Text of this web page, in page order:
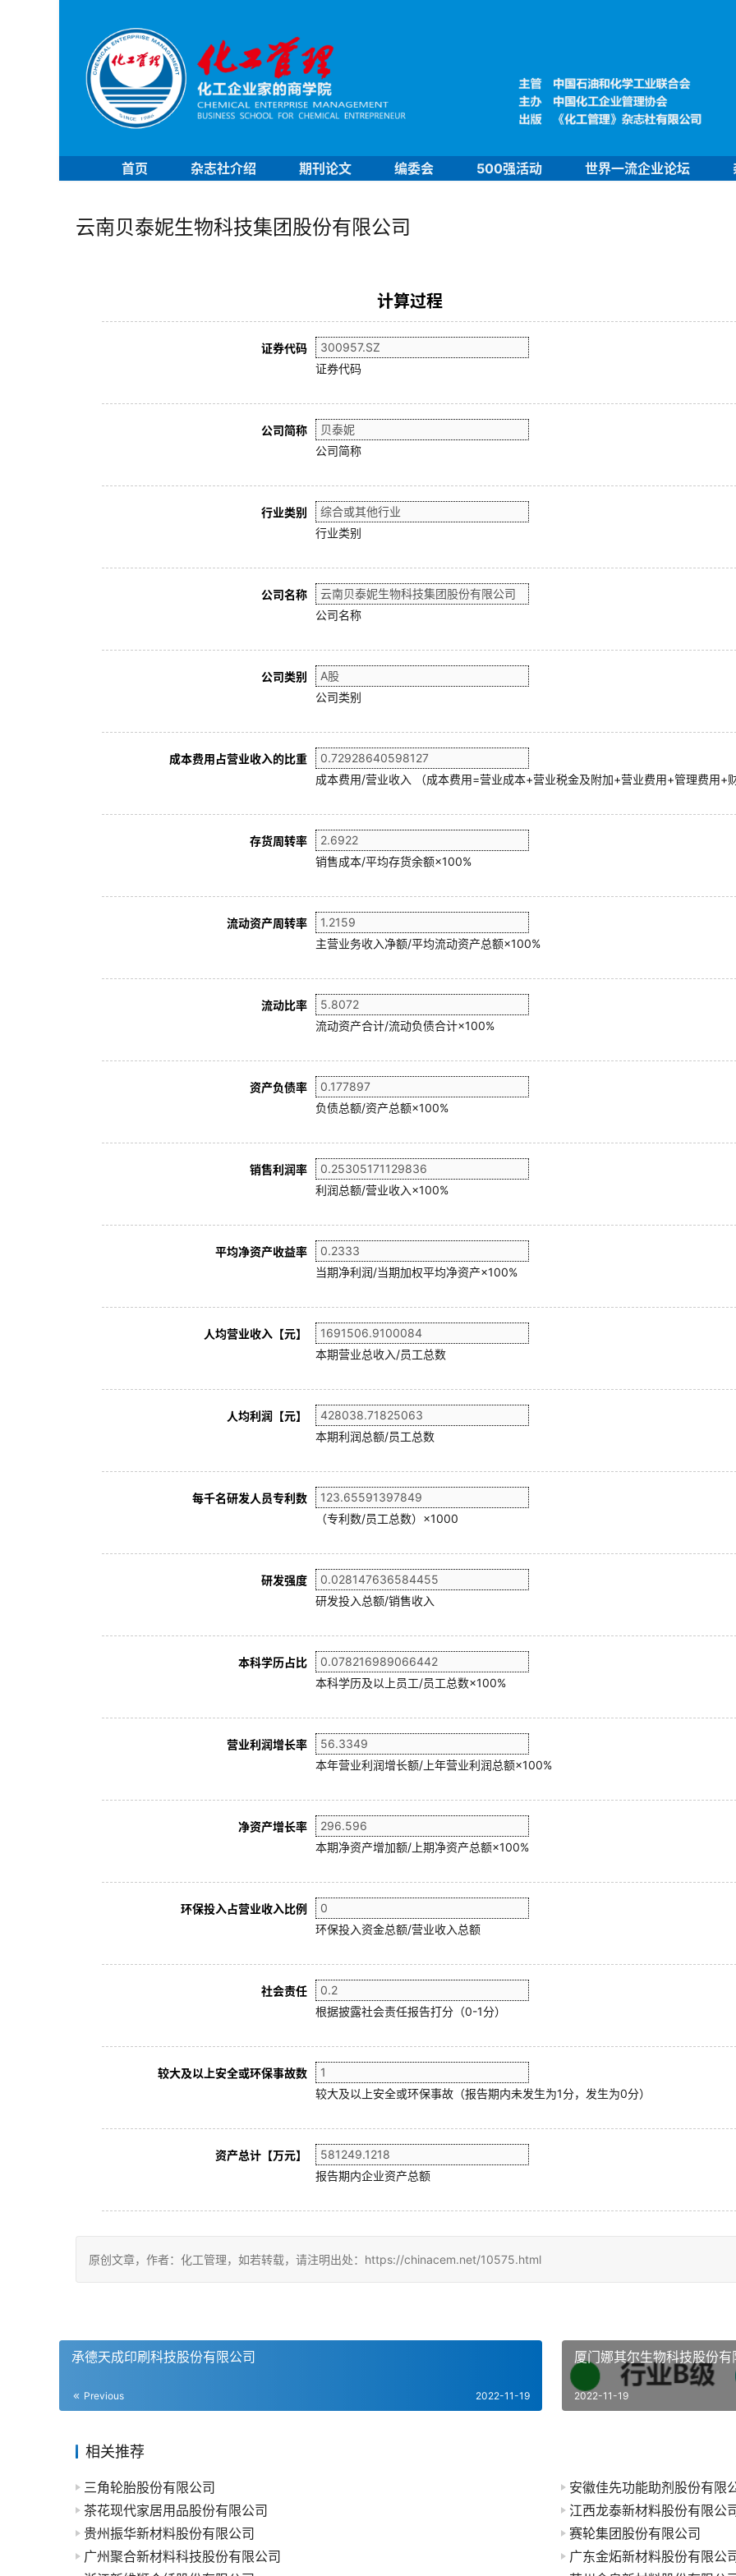
首页 杂志社介绍 期刊论文 编委会 500强活动 世界一流企业论坛
云南贝泰妮生物科技集团股份有限公司
计算过程
证券代码
证券代码
公司简称
公司简称
行业类别
行业类别
公司名称
公司名称
公司类别
公司类别
成本费用占营业收入的比重
成本费用/营业收入 （成本费用=营业成本+营业税金及附加+营业费用+管理费用+财
存货周转率
销售成本/平均存货余额×100%
流动资产周转率
主营业务收入净额/平均流动资产总额×100%
流动比率
流动资产合计/流动负债合计×100%
资产负债率
负债总额/资产总额×100%
销售利润率
利润总额/营业收入×100%
平均净资产收益率
当期净利润/当期加权平均净资产×100%
人均营业收入【元】
本期营业总收入/员工总数
人均利润【元】
本期利润总额/员工总数
每千名研发人员专利数
（专利数/员工总数）×1000
研发强度
研发投入总额/销售收入
本科学历占比
本科学历及以上员工/员工总数×100%
营业利润增长率
本年营业利润增长额/上年营业利润总额×100%
净资产增长率
本期净资产增加额/上期净资产总额×100%
环保投入占营业收入比例
环保投入资金总额/营业收入总额
社会责任
根据披露社会责任报告打分（0-1分）
较大及以上安全或环保事故数
较大及以上安全或环保事故（报告期内未发生为1分，发生为0分）
资产总计【万元】
报告期内企业资产总额
原创文章，作者：化工管理，如若转载，请注明出处：https://chinacem.net/10575.html
承德天成印刷科技股份有限公司
Previous 2022-11-19
厦门娜其尔生物科技股份
2022-11-19
相关推荐
三角轮胎股份有限公司
安徽佳先功能助剂股份有限
茶花现代家居用品股份有限公司
江西龙泰新材料股份有限公
贵州振华新材料股份有限公司
赛轮集团股份有限公司
广州聚合新材料科技股份有限公司
广东金炻新材料股份有限公